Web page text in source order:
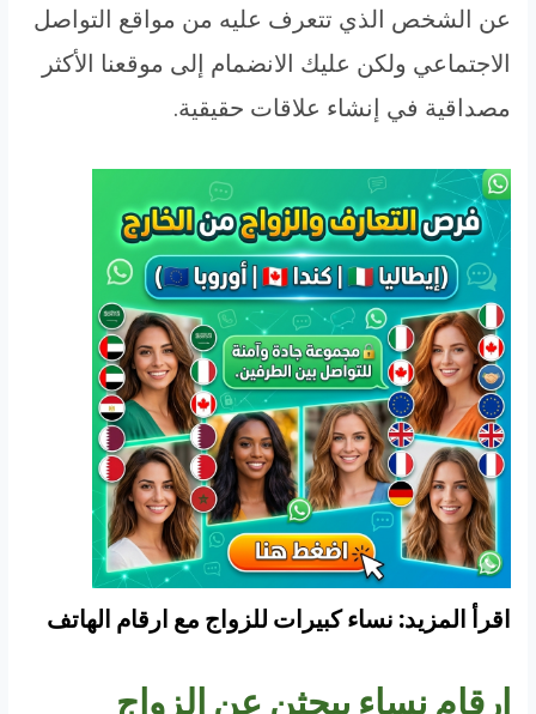
عن الشخص الذي تتعرف عليه من مواقع التواصل
الاجتماعي ولكن عليك الانضمام إلى موقعنا الأكثر
مصداقية في إنشاء علاقات حقيقية.
اقرأ المزيد: نساء كبيرات للزواج مع ارقام الهاتف
ارقام نساء يبحثن عن الزواج